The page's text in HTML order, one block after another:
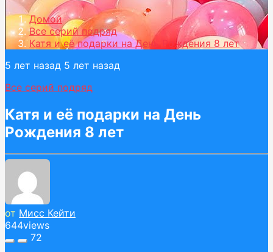
Домой
Все серий подряд
Катя и её подарки на День Рождения 8 лет
5 лет назад 5 лет назад
Все серий подряд
Катя и её подарки на День
Рождения 8 лет
от Мисс Кейти
644views
72